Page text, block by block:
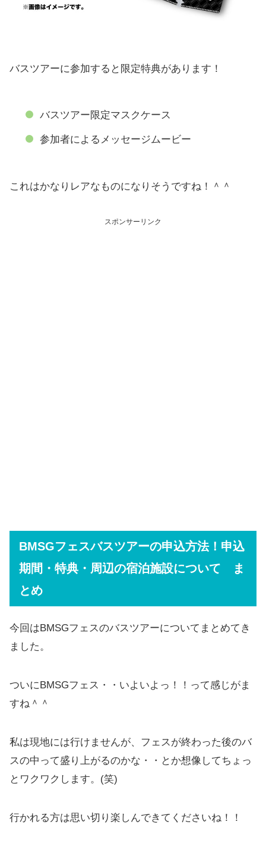
バスツアーに参加すると限定特典があります！
バスツアー限定マスクケース
参加者によるメッセージムービー
これはかなりレアなものになりそうですね！＾＾
スポンサーリンク
BMSGフェスバスツアーの申込方法！申込
期間・特典・周辺の宿泊施設について ま
とめ
今回はBMSGフェスのバスツアーについてまとめてき
ました。
ついにBMSGフェス・・いよいよっ！！って感じがま
すね＾＾
私は現地には行けませんが、フェスが終わった後のバ
スの中って盛り上がるのかな・・とか想像してちょっ
とワクワクします。(笑)
行かれる方は思い切り楽しんできてくださいね！！